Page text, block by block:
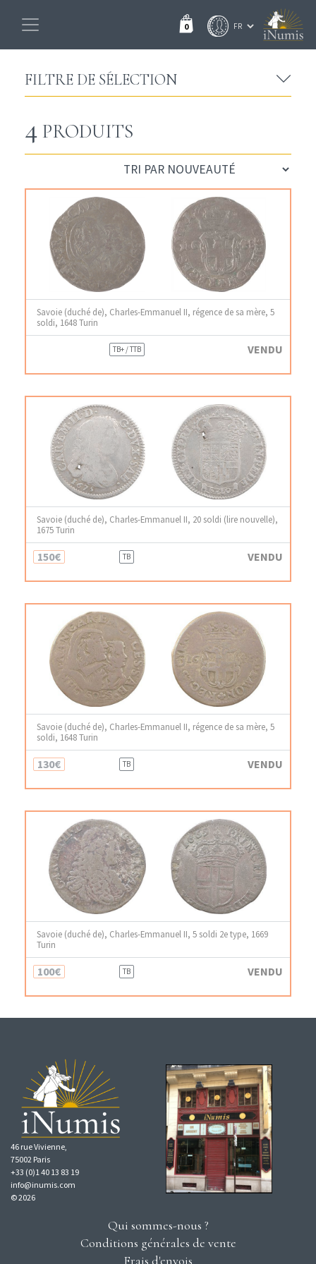
0
FILTRE DE SÉLECTION
4 PRODUITS
Savoie (duché de), Charles-Emmanuel II, régence de sa mère, 5
soldi, 1648 Turin
TB+ / TTB VENDU
Savoie (duché de), Charles-Emmanuel II, 20 soldi (lire nouvelle),
1675 Turin
150€ TB VENDU
Savoie (duché de), Charles-Emmanuel II, régence de sa mère, 5
soldi, 1648 Turin
130€ TB VENDU
Savoie (duché de), Charles-Emmanuel II, 5 soldi 2e type, 1669
Turin
100€ TB VENDU
46 rue Vivienne,
75002 Paris
+33 (0)1 40 13 83 19
info@inumis.com
© 2026
Qui sommes-nous ?
Conditions générales de vente
Frais d'envois